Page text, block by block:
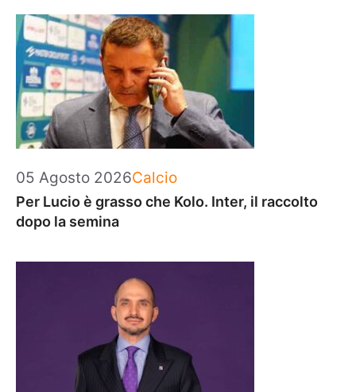
05 Agosto 2026Categorie
Calcio
Per Lucio è grasso che Kolo. Inter, il raccolto
dopo la semina